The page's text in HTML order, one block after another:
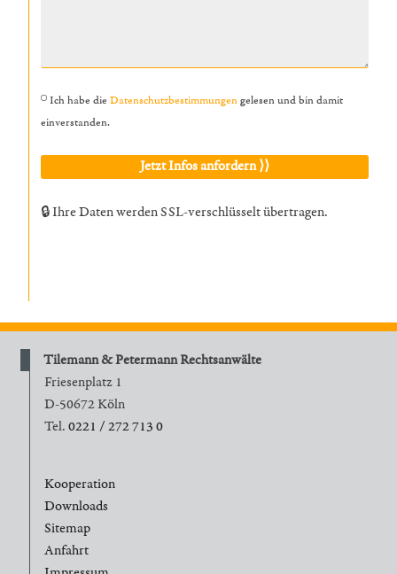
Ich habe dieDatenschutzbestimmungengelesen und bin damit
einverstanden.
🔒 Ihre Daten werden SSL-verschlüsselt übertragen.
Tilemann & Petermann Rechtsanwälte
Friesenplatz 1
D-50672 Köln
Tel.0221 / 272 713 0
Kooperation
Downloads
Sitemap
Anfahrt